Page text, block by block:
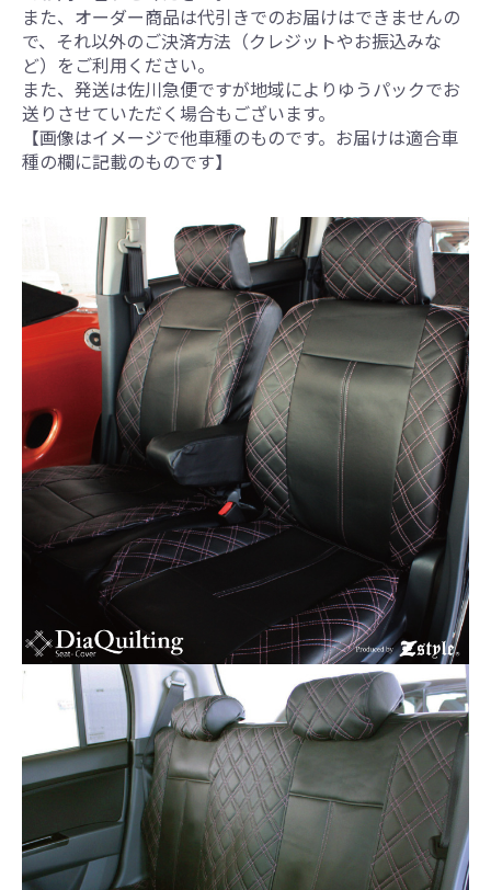
また、オーダー商品は代引きでのお届けはできませんの
で、それ以外のご決済方法（クレジットやお振込みな
ど）をご利用ください。
また、発送は佐川急便ですが地域によりゆうパックでお
送りさせていただく場合もございます。
【画像はイメージで他車種のものです。お届けは適合車
種の欄に記載のものです】